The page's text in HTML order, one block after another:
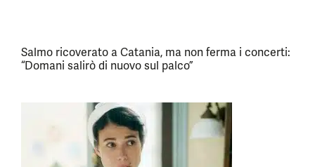
Salmo ricoverato a Catania, ma non ferma i concerti:
“Domani salirò di nuovo sul palco”